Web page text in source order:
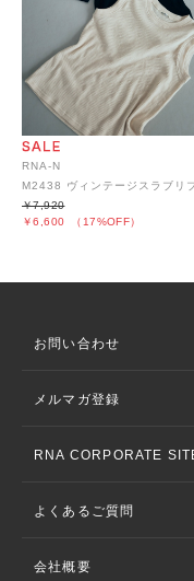
RNA-N
M2438 ヴィンテージスラブリ
￥6,600 （17%OFF）
￥7,920
お問い合わせ
メルマガ登録
RNA CORPORATE
よくあるご質問
会社概要